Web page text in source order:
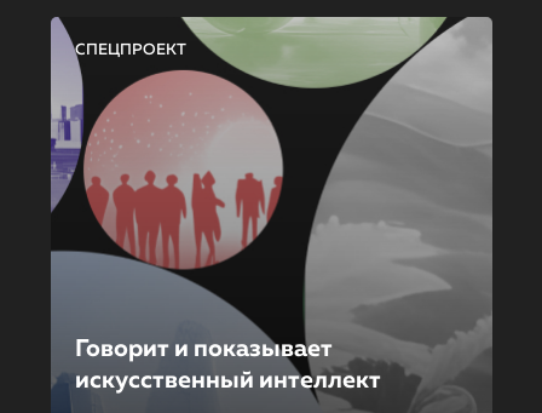
СПЕЦПРОЕКТ
Говорит и показывает
искусственный интеллект